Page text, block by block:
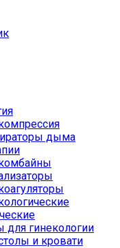
дыма
для гинекологии
и кровати